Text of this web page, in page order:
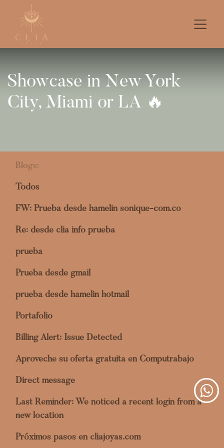
Showcase in New York
City, Miami or LA 🔥
Blogs:
Todos
FW: Prueba desde hamelin sonique-com.co
Re: desde clia info prueba
prueba
Prueba desde gmail
prueba desde hamelin hotmail
Portafolio
Billing Alert: Issue Detected
Aproveche su oferta gratuita en Computrabajo
Direct message
Last Reminder: We noticed a recent login from a
new location
Próximos pasos en cliajoyas.com